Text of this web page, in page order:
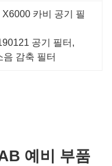
카비 공기 필
공기 필터 ,
음 감축 필터
예비 부품